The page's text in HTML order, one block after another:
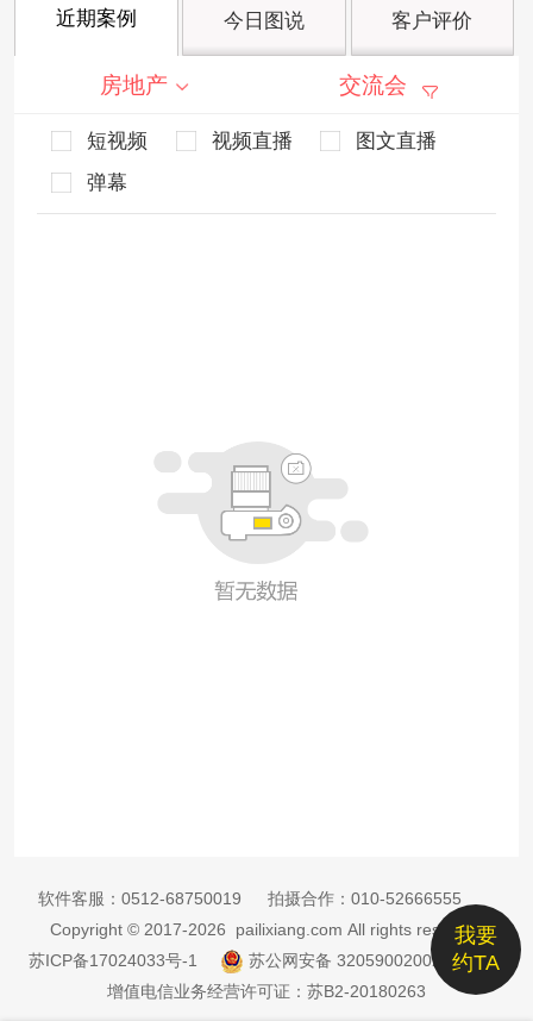
近期案例 今日图说 客户评价
房地产 交流会
短视频 视频直播
图文直播
弹幕
我要
约TA
软件客服： 0512-68750019 拍摄合作： 010-52666555
Copyright © 2017-2026 pailixiang.com All rights reserved
苏ICP备17024033号-1
苏公网安备 32059002002885号
增值电信业务经营许可证：苏B2-20180263